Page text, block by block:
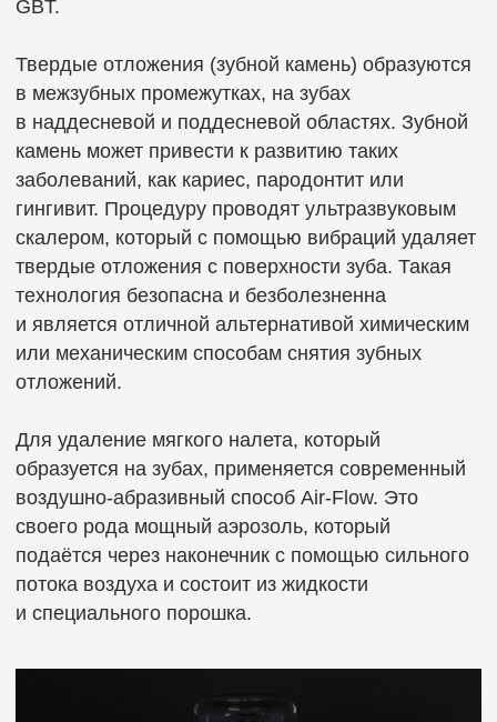
Очень важно каким порошком производится очистка. Мы не экономим
на эффективных и безопасных порошках. В отличие от недорогих
аналогов, они отлично удаляют налет, не травмируют эмаль и полируют
зубы. Мы используем инновационный порошокЭритритол , не
структуру поверхности эмали. Также наши врачи применяют
налета для визуального контроля качества очистки всех поверхностей
зубов.
Мы нацелены на индивидуальный подход и изначально учитываем все
ваши особенности (повышенная чувствительность зубов,
и т. д.) и делаем проф. гигиену качественно и аккуратно.
Для полировки используются максимально щадящие укрепляющие